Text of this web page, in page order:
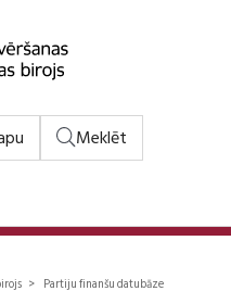
Meklēt
> Partiju finanšu datubāze